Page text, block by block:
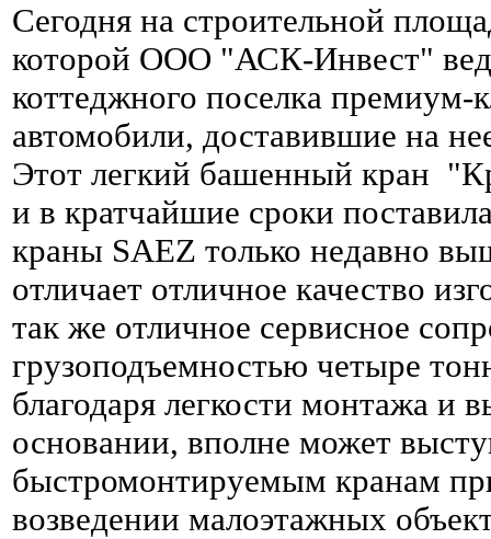
Сегодня на строительной
которой ООО "АСК-Инвест"
коттеджного поселка премиум-
автомобили, доставившие на
Этот легкий башенный кран
и в кратчайшие сроки
краны SAEZ только недавно
отличает отличное качество
так же отличное сервисное
грузоподъемностью четыре
благодаря легкости монтажа и
основании, вполне может
быстромонтируемым кранам
возведении малоэтажных